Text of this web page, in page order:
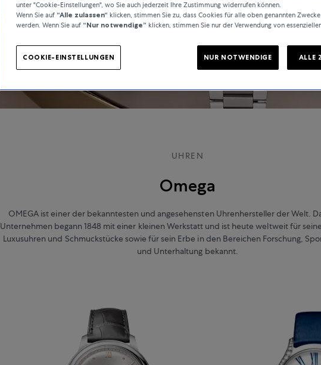
UHREN
Omega
OMEGA ist einer der bekanntesten und angesehensten Uhrenhersteller der Welt.
Unternehmen begann 1848 mit einer kleinen Werkstatt und ist heute weltweit für
Luxusuhren und Schmuckstücke sowie für sein Erbe in den Bereichen Forschung,
und Unterhaltung bekannt.
unter "Cookie-Einstellungen", wo Sie auch jederzeit Ihre Zustimmung widerrufen können.
Wenn Sie auf “Alle zulassen“ klicken, stimmen Sie zu, dass Cookies für alle oben genannten
werden. Wenn Sie auf “Nur notwendige” klicken, stimmen Sie nur der Verwendung von
COOKIE-EINSTELLUNGEN NUR NOTWENDIGE ALLE